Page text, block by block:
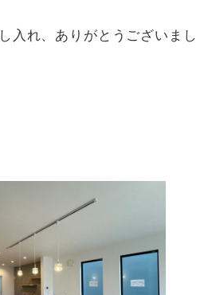
入れ、ありがとうございまし